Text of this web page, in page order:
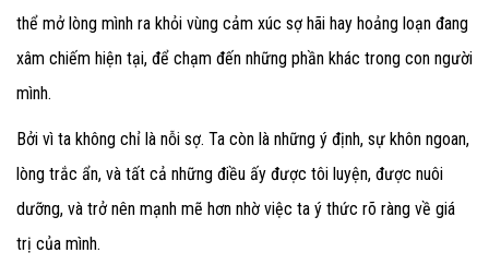
thể mở lòng mình ra khỏi vùng cảm xúc sợ hãi hay hoảng loạn đang
xâm chiếm hiện tại, để chạm đến những phần khác trong con người
mình.
Bởi vì ta không chỉ là nỗi sợ. Ta còn là những ý định, sự khôn ngoan,
lòng trắc ẩn, và tất cả những điều ấy được tôi luyện, được nuôi
dưỡng, và trở nên mạnh mẽ hơn nhờ việc ta ý thức rõ ràng về giá
trị của mình.